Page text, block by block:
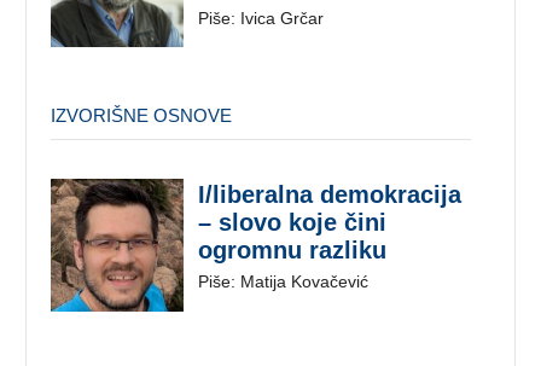
Piše: Ivica Grčar
I/liberalna demokracija
– slovo koje čini
ogromnu razliku
Piše: Matija Kovačević
IZVORIŠNE OSNOVE